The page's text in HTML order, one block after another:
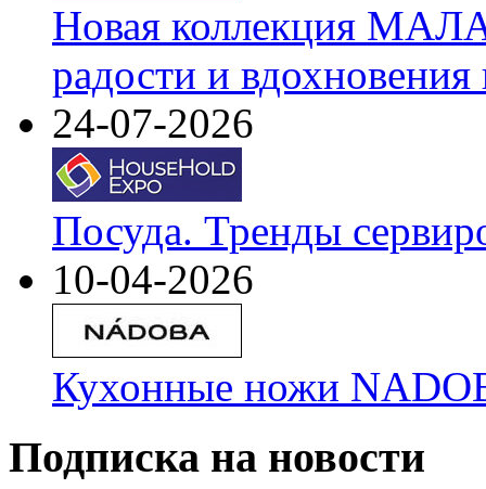
Новая коллекция
радости и
24-07-2026
Посуда. Тренды
10-04-2026
Кухонные ножи
Подписка на новости